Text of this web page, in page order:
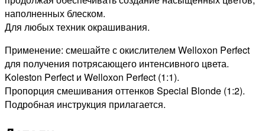
наполненных блеском.
Для любых техник окрашивания.
Применение: смешайте с окислителем Welloxon Perfect
для получения потрясающего интенсивного цвета.
Koleston Perfect и Welloxon Perfect (1:1).
Пропорция смешивания оттенков Special Blonde (1:2).
Подробная инструкция прилагается.